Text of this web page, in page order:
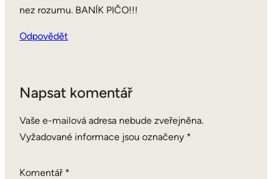
nez rozumu. BANÍK PIČO!!!
Odpovědět
Napsat komentář
Vaše e-mailová adresa nebude zveřejněna.
Vyžadované informace jsou označeny *
Komentář *